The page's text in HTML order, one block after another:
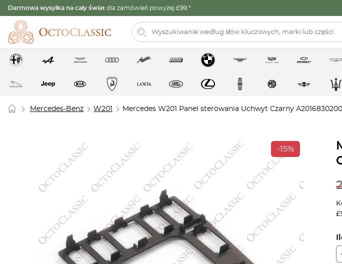
Darmowa wysyłka na cały świat dla zamówień powyżej £99.*
Mercedes-Benz W201 Mercedes W201 Panel sterowania Uchwyt Czarny A2016830200
-15%